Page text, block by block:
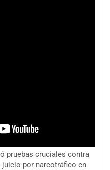
pruebas cruciales contra
juicio por narcotráfico en